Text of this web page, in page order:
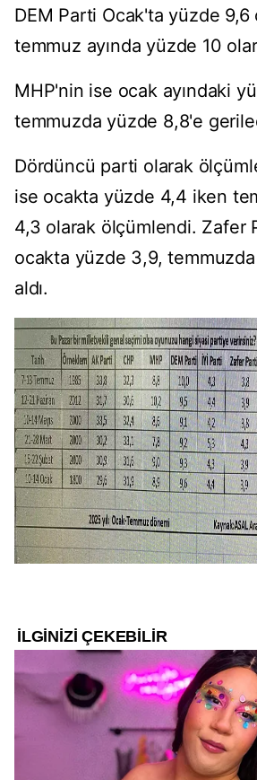
DEM Parti Ocak'ta yüzde 9,6
temmuz ayında yüzde 10
MHP'nin ise ocak ayındaki yü
temmuzda yüzde 8,8'e
Dördüncü parti olarak ölçü
ise ocakta yüzde 4,4 iken
4,3 olarak ölçümlendi. Zafer
ocakta yüzde 3,9,
aldı.